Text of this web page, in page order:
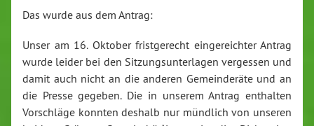
Das wurde aus dem Antrag:
Unser am 16. Oktober fristgerecht eingereichter Antrag
wurde leider bei den Sitzungsunterlagen vergessen und
damit auch nicht an die anderen Gemeinderäte und an
die Presse gegeben. Die in unserem Antrag enthalten
Vorschläge konnten deshalb nur mündlich von unseren